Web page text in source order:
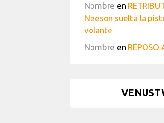
Nombre en
Neeson suelta la
volante
Nombre en REPOSO